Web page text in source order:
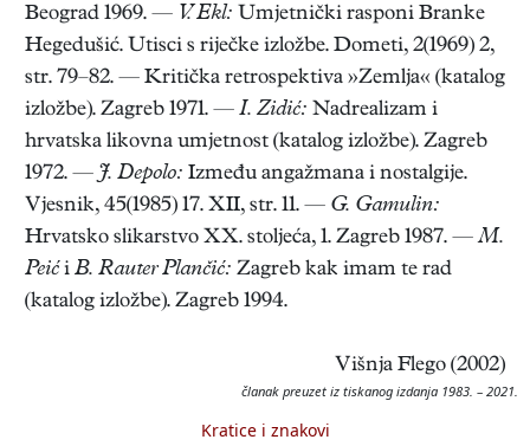
Beograd 1969. — V. Ekl: Umjetnički rasponi Branke
Hegedušić. Utisci s riječke izložbe. Dometi, 2(1969) 2,
str. 79–82. — Kritička retrospektiva »Zemlja« (katalog
izložbe). Zagreb 1971. — I. Zidić: Nadrealizam i
hrvatska likovna umjetnost (katalog izložbe). Zagreb
1972. — J. Depolo: Između angažmana i nostalgije.
Vjesnik, 45(1985) 17. XII, str. 11. — G. Gamulin:
Hrvatsko slikarstvo XX. stoljeća, 1. Zagreb 1987. —M.
Peić i B. Rauter Plančić: Zagreb kak imam te rad
(katalog izložbe). Zagreb 1994.
Višnja Flego (2002)
članak preuzet iz tiskanog izdanja 1983. – 2021.
Kratice i znakovi